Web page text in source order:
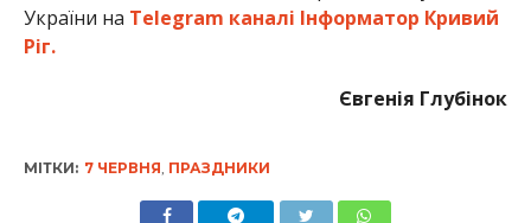
України на Telegram каналі Інформатор Кривий
Ріг.
Євгенія Глубінок
МІТКИ: 7 ЧЕРВНЯ, ПРАЗДНИКИ